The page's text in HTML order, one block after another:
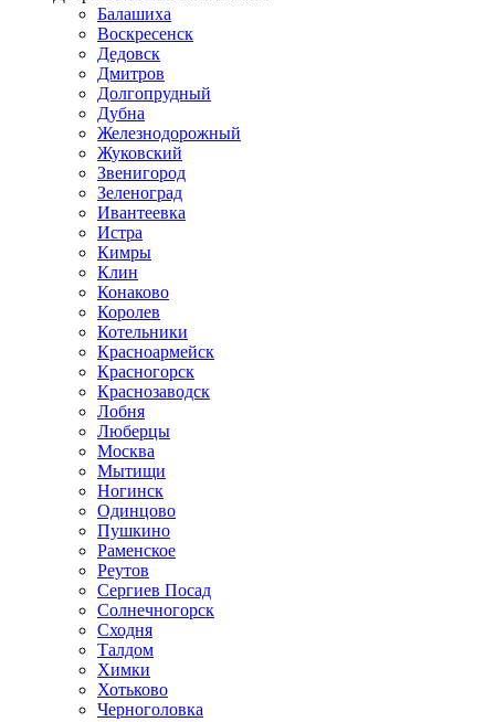
Балашиха
Воскресенск
Дедовск
Дмитров
Долгопрудный
Дубна
Железнодорожный
Жуковский
Звенигород
Зеленоград
Ивантеевка
Истра
Кимры
Клин
Конаково
Королев
Котельники
Красноармейск
Красногорск
Краснозаводск
Лобня
Люберцы
Москва
Мытищи
Ногинск
Одинцово
Пушкино
Раменское
Реутов
Сергиев Посад
Солнечногорск
Сходня
Талдом
Химки
Хотьково
Черноголовка